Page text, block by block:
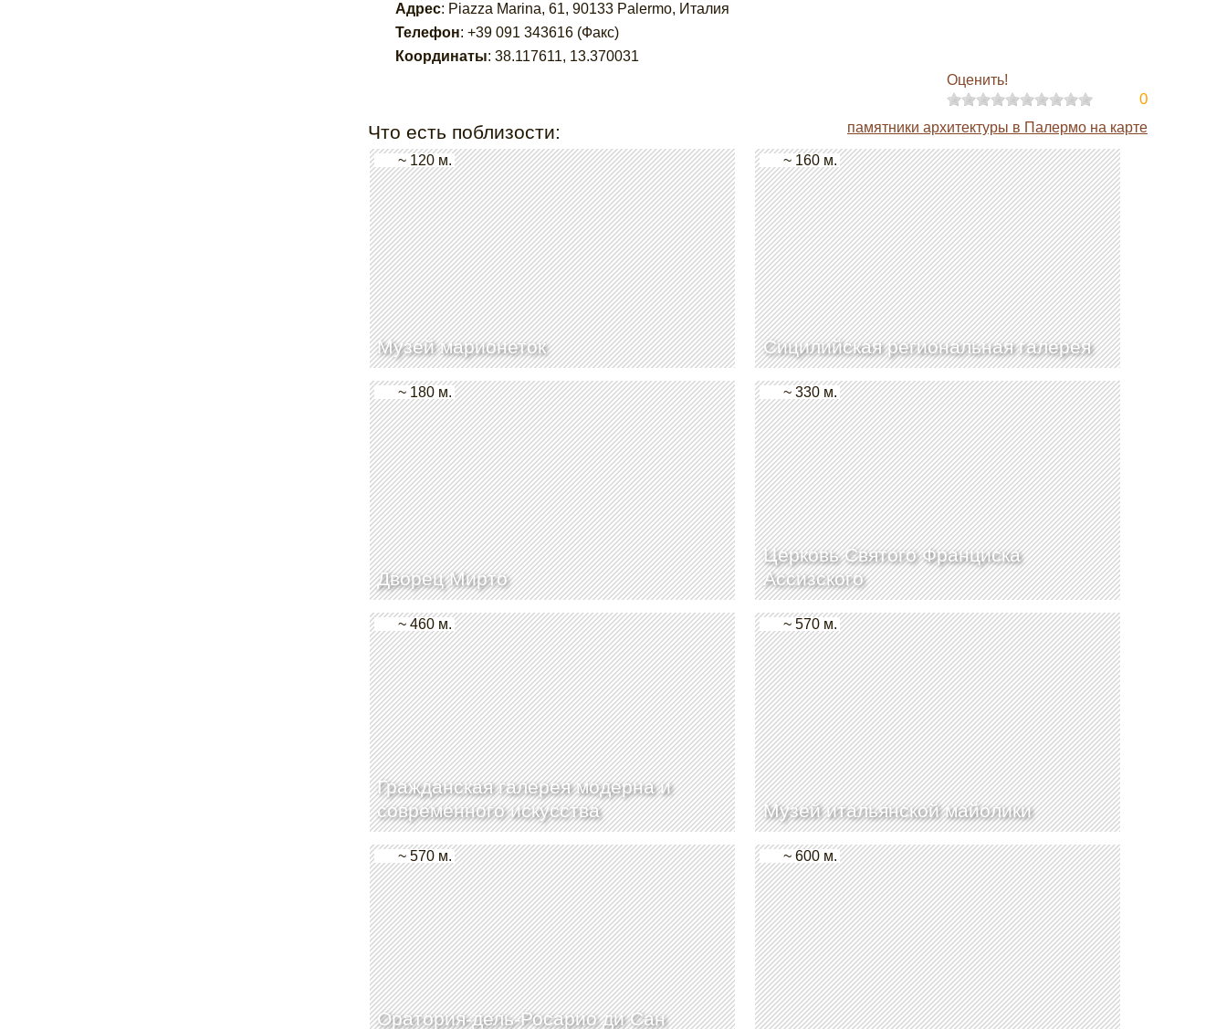
Адрес: Piazza Marina, 61, 90133 Palermo, Италия
Телефон: +39 091 343616 (Факс)
Координаты: 38.117611, 13.370031
Оценить!
0
Что есть поблизости: памятники архитектуры в Палермо на карте
Музей марионеток
~ 120 м.
Сицилийская региональная галерея
~ 160 м.
Дворец Мирто
~ 180 м.
Церковь Святого Франциска
Ассизского
~ 330 м.
Гражданская галерея модерна и
современного искусства
~ 460 м.
Музей итальянской майолики
~ 570 м.
Оратория-дель-Росарио ди Сан
~ 570 м. ~ 600 м.